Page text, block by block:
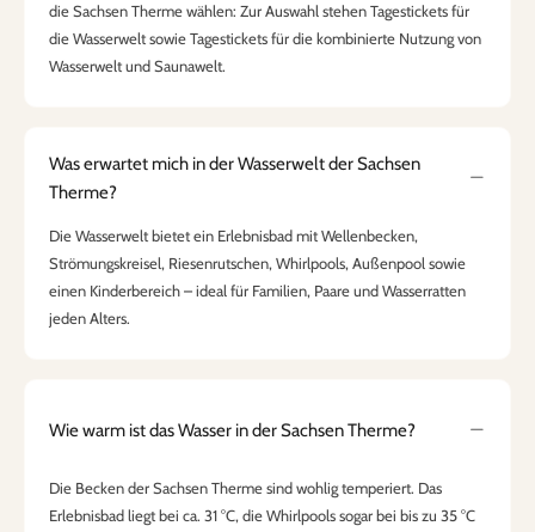
die Sachsen Therme wählen: Zur Auswahl stehen Tagestickets für
die Wasserwelt sowie Tagestickets für die kombinierte Nutzung von
Wasserwelt und Saunawelt.
Was erwartet mich in der Wasserwelt der Sachsen
Therme?
Die Wasserwelt bietet ein Erlebnisbad mit Wellenbecken,
Strömungskreisel, Riesenrutschen, Whirlpools, Außenpool sowie
einen Kinderbereich – ideal für Familien, Paare und Wasserratten
jeden Alters.
Wie warm ist das Wasser in der Sachsen Therme?
Die Becken der Sachsen Therme sind wohlig temperiert. Das
Erlebnisbad liegt bei ca. 31 °C, die Whirlpools sogar bei bis zu 35 °C